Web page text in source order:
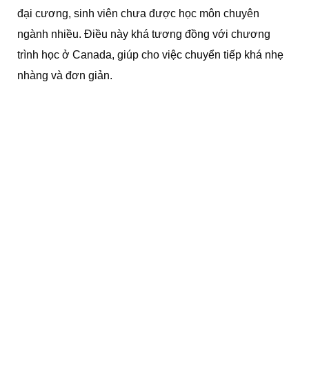
đại cương, sinh viên chưa được học môn chuyên
ngành nhiều. Điều này khá tương đồng với chương
trình học ở Canada, giúp cho việc chuyển tiếp khá nhẹ
nhàng và đơn giản.